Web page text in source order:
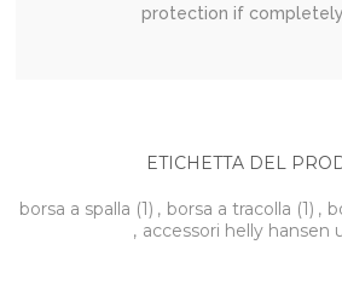
protection if
ETICHETTA DEL
borsa a spalla (1) , borsa a tracolla (1) ,
, accessori helly hansen